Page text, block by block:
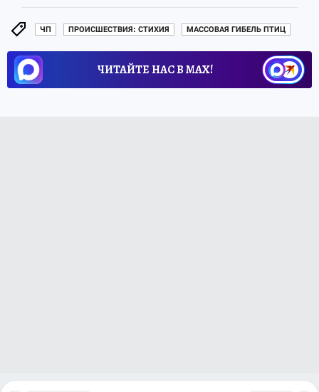
ЧП ПРОИСШЕСТВИЯ: СТИХИЯ МАССОВАЯ ГИБЕЛЬ ПТИЦ
ЧИТАЙТЕ НАС В МАХ!